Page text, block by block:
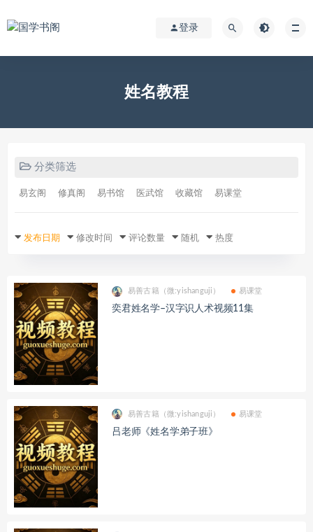
登录
姓名教程
分类筛选
易玄阁 修真阁 易书馆 医武馆 收藏馆 易课堂
发布日期 修改时间 评论数量 随机 热度
易善古籍（微:yishanguji） 易课堂
奕君姓名学–汉字识人术视频11集
易善古籍（微:yishanguji） 易课堂
吕老师《姓名学弟子班》